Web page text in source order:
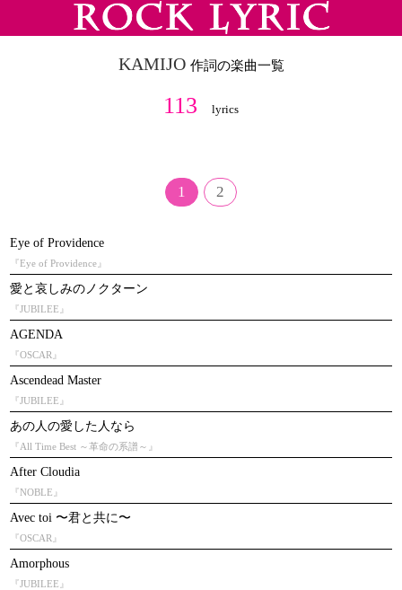
KAMIJO 作詞の楽曲一覧
113 lyrics
1 2
Eye of Providence
『Eye of Providence』
愛と哀しみのノクターン
『JUBILEE』
AGENDA
『OSCAR』
Ascendead Master
『JUBILEE』
あの人の愛した人なら
『All Time Best ～革命の系譜～』
After Cloudia
『NOBLE』
Avec toi 〜君と共に〜
『OSCAR』
Amorphous
『JUBILEE』